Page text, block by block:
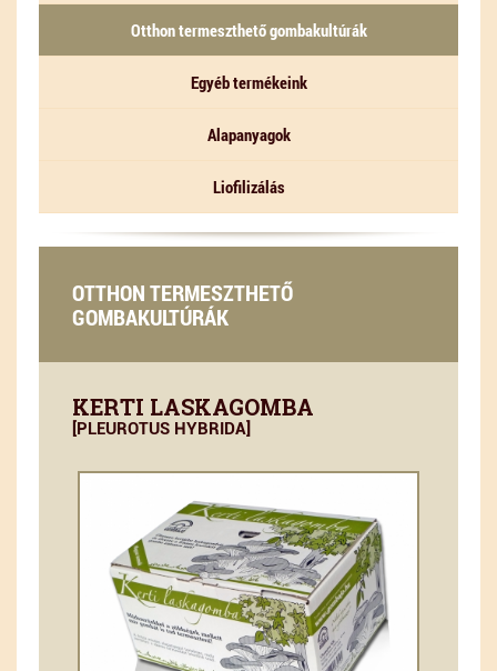
Otthon termeszthető gombakultúrák
Egyéb termékeink
Alapanyagok
Liofilizálás
OTTHON TERMESZTHETŐ
GOMBAKULTÚRÁK
KERTI LASKAGOMBA
[PLEUROTUS HYBRIDA]